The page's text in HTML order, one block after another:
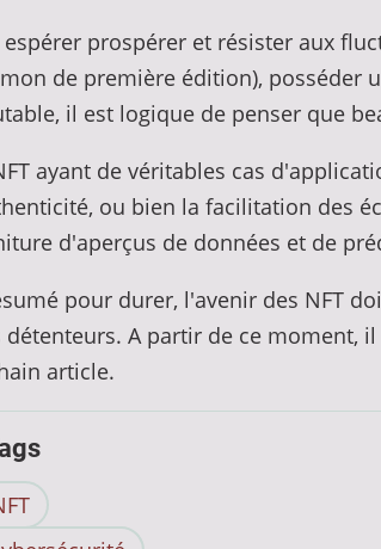
espérer prospérer et résister aux
de première édition), posséder
il est logique de penser que
ayant de véritables cas
ou bien la facilitation des
d'aperçus de données et de
pour durer, l'avenir des NFT
détenteurs. A partir de ce moment,
article.